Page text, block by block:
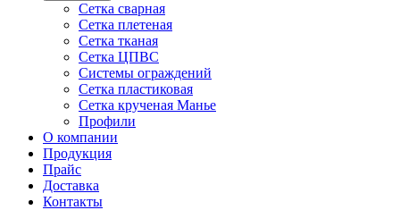
Сетка сварная
Сетка плетеная
Сетка тканая
Сетка ЦПВС
Системы ограждений
Сетка пластиковая
Сетка крученая Манье
Профили
О компании
Продукция
Прайс
Доставка
Контакты